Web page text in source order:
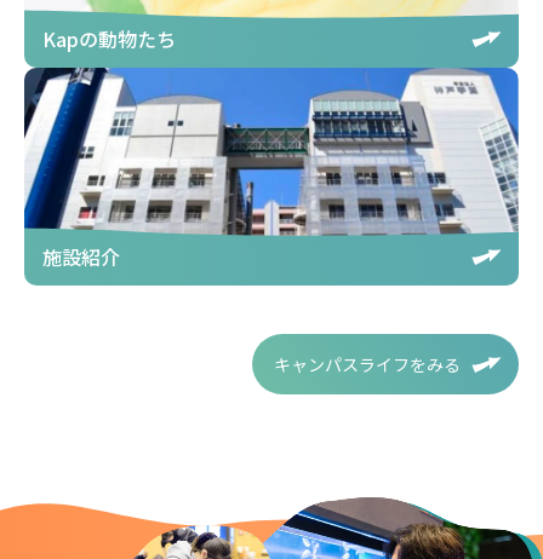
Kapの動物たち
施設紹介
キャンパスライフをみる